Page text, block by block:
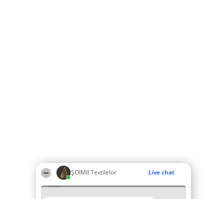
ȘOIMII Textilelor Live chat
09:21